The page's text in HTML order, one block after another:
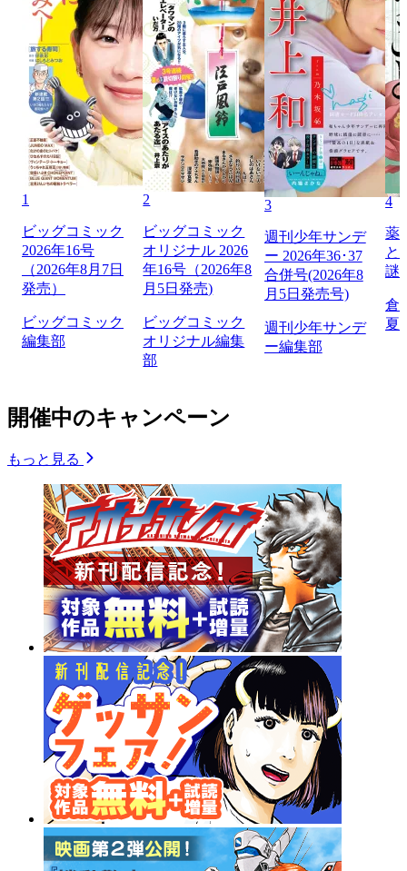
1
ビッグコミック
2026年16号
（2026年8月7日
発売）
ビッグコミック
編集部
2
ビッグコミック
オリジナル 2026
年16号（2026年8
月5日発売)
ビッグコミック
オリジナル編集
部
3
週刊少年サンデ
ー 2026年36･37
合併号(2026年8
月5日発売号)
週刊少年サンデ
ー編集部
4
薬
と
謎
倉
夏
開催中のキャンペーン
もっと見る